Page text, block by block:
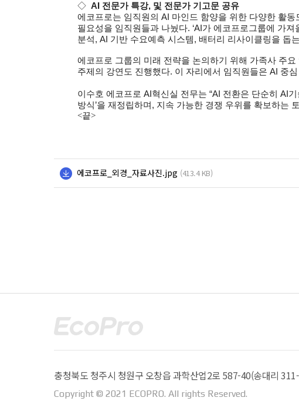
◇ AI 전문가 특강, 및 전문가 기고문 공유
에코프로는 임직원의 AI 마인드 함양을 위한 다양한 활
필요성을 임직원들과 나눴다. ‘AI가 에코프로그룹에 가
분석, AI 기반 수요예측 시스템, 배터리 리사이클링을 돕
에코프로 그룹의 미래 전략을 논의하기 위해 가족사 주
주제의 강연도 진행했다. 이 자리에서 임직원들은 AI 중
이수호 에코프로 AI혁신실 전무는 “AI 전환은 단순히 AI
방식’을 재정립하며, 지속 가능한 경쟁 우위를 확보하는
<끝>
에코프로_외경_자료사진.jpg (413.4 KB)
충청북도 청주시 청원구 오창읍 과학산업2로 587-40(송대리
Copyright © 2021 ECOPRO. All rights Reserved.